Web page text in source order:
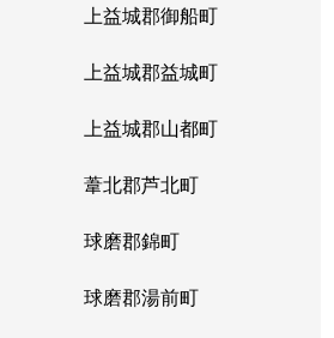
上益城郡御船町
上益城郡益城町
上益城郡山都町
葦北郡芦北町
球磨郡錦町
球磨郡湯前町